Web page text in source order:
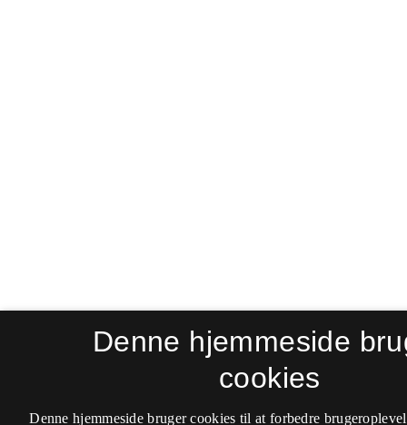
Denne hjemmeside
cookies
Denne hjemmeside bruger cookies til at forbedre